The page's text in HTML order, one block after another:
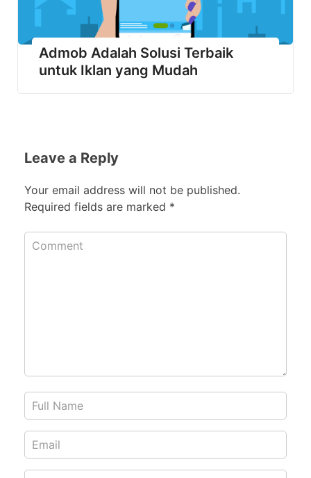
Admob Adalah Solusi Terbaik
untuk Iklan yang Mudah
Leave a Reply
Your email address will not be published.
Required fields are marked *